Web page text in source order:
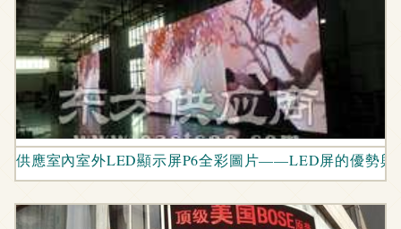
供應室內室外LED顯示屏P6全彩圖片——LED屏的優勢與